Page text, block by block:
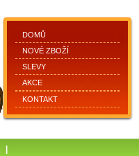
DOMŮ
NOVÉ ZBOŽÍ
SLEVY
AKCE
KONTAKT